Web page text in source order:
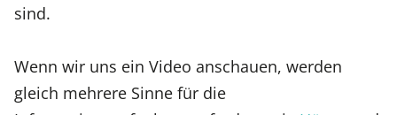
sind.
Wenn wir uns ein Video anschauen, werden
gleich mehrere Sinne für die